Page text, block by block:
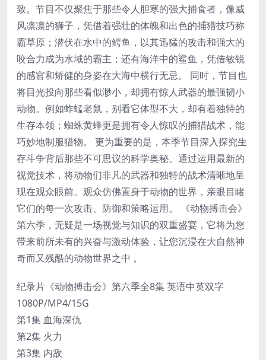
致。节目不仅聚焦于那些令人胆寒的强大捕食者，像威
风凛凛的狮子，凭借着强壮的体魄和出色的捕猎技巧称
霸草原；潜伏在水中的鳄鱼，以其迅猛的攻击和强大的
咬合力成为水域的霸主；还有海洋中的鲨鱼，凭借敏锐
的感官和矫健的身姿在大海中横行无忌。 同时，节目也
将目光投向那些看似渺小，却拥有惊人武器的最强韧小
动物。例如蚱蜢老鼠，别看它体型不大，却有着独特的
生存本领；蜘蛛黄蜂更是拥有令人惊叹的捕猎战术，能
巧妙地制服猎物。 更为重要的是，本季节目深入探究生
存斗争背后那些不可思议的科学奥秘。通过运用最新的
视觉技术，将动物们非凡的武器和独特的战术清晰地呈
现在观众眼前。观众仿佛置身于动物的世界，亲眼目睹
它们的每一次攻击、防御和策略运用。 《动物搏击会》
第六季，无疑是一场视觉与知识的双重盛宴，它将为您
带来前所未有的兴奋与激动体验，让您沉浸在大自然神
奇而又残酷的动物世界之中 。
纪录片《动物搏击会》第六季全8集 英语中英双字
1080P/MP4/15G
第1集 血海深仇
第2集 火力
第3集 内敌